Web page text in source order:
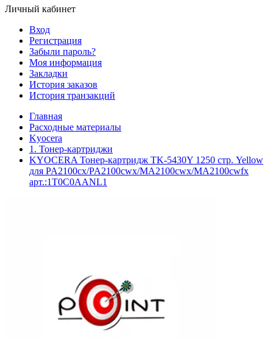
Личный кабинет
Вход
Регистрация
Забыли пароль?
Моя информация
Закладки
История заказов
История транзакций
Главная
Расходные материалы
Kyocera
1. Тонер-картриджи
KYOCERA Тонер-картридж TK-5430Y 1250 стр. Yellow
для PA2100cx/PA2100cwx/MA2100cwx/MA2100cwfx
арт.:1T0C0AANL1